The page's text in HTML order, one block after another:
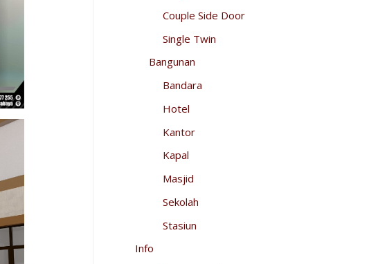
Couple Side Door
Single Twin
Bangunan
Bandara
Hotel
Kantor
Kapal
Masjid
Sekolah
Stasiun
Info